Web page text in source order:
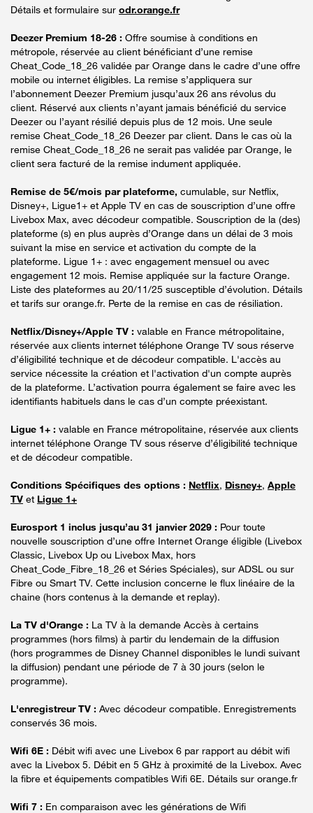
Détails et formulaire sur odr.orange.fr
Deezer Premium 18-26 : Offre soumise à conditions en
métropole, réservée au client bénéficiant d’une remise
Cheat_Code_18_26 validée par Orange dans le cadre d’une offre
mobile ou internet éligibles. La remise s’appliquera sur
l’abonnement Deezer Premium jusqu’aux 26 ans révolus du
client. Réservé aux clients n’ayant jamais bénéficié du service
Deezer ou l’ayant résilié depuis plus de 12 mois. Une seule
remise Cheat_Code_18_26 Deezer par client. Dans le cas où la
remise Cheat_Code_18_26 ne serait pas validée par Orange, le
client sera facturé de la remise indument appliquée.
Remise de 5€/mois par plateforme, cumulable, sur Netflix,
Disney+, Ligue1+ et Apple TV en cas de souscription d’une offre
Livebox Max, avec décodeur compatible. Souscription de la (des)
plateforme (s) en plus auprès d’Orange dans un délai de 3 mois
suivant la mise en service et activation du compte de la
plateforme. Ligue 1+ : avec engagement mensuel ou avec
engagement 12 mois. Remise appliquée sur la facture Orange.
Liste des plateformes au 20/11/25 susceptible d’évolution. Détails
et tarifs sur orange.fr. Perte de la remise en cas de résiliation.
Netflix/Disney+/Apple TV : valable en France métropolitaine,
réservée aux clients internet téléphone Orange TV sous réserve
d’éligibilité technique et de décodeur compatible. L'accès au
service nécessite la création et l'activation d'un compte auprès
de la plateforme. L’activation pourra également se faire avec les
identifiants habituels dans le cas d’un compte préexistant.
Ligue 1+ : valable en France métropolitaine, réservée aux clients
internet téléphone Orange TV sous réserve d’éligibilité technique
et de décodeur compatible.
Conditions Spécifiques des options : Netflix, Disney+, Apple
TV et Ligue 1+
Eurosport 1 inclus jusqu’au 31 janvier 2029 : Pour toute
nouvelle souscription d’une offre Internet Orange éligible (Livebox
Classic, Livebox Up ou Livebox Max, hors
Cheat_Code_Fibre_18_26 et Séries Spéciales), sur ADSL ou sur
Fibre ou Smart TV. Cette inclusion concerne le flux linéaire de la
chaine (hors contenus à la demande et replay).
La TV d'Orange : La TV à la demande Accès à certains
programmes (hors films) à partir du lendemain de la diffusion
(hors programmes de Disney Channel disponibles le lundi suivant
la diffusion) pendant une période de 7 à 30 jours (selon le
programme).
L'enregistreur TV : Avec décodeur compatible. Enregistrements
conservés 36 mois.
Wifi 6E : Débit wifi avec une Livebox 6 par rapport au débit wifi
avec la Livebox 5. Débit en 5 GHz à proximité de la Livebox. Avec
la fibre et équipements compatibles Wifi 6E. Détails sur orange.fr
Wifi 7 : En comparaison avec les générations de Wifi